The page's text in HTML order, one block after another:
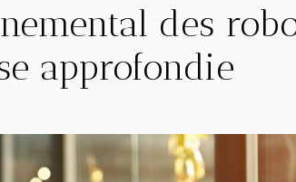
des
approfondie